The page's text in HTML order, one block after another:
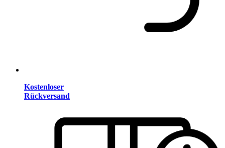
Kostenloser
Rückversand